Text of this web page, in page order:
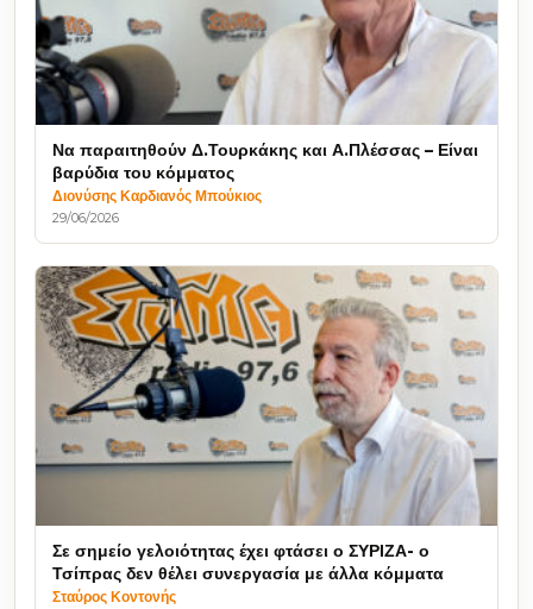
Να παραιτηθούν Δ.Τουρκάκης και Α.Πλέσσας – Είναι
βαρύδια του κόμματος
Διονύσης Καρδιανός Μπούκιος
29/06/2026
Σε σημείο γελοιότητας έχει φτάσει ο ΣΥΡΙΖΑ- ο
Τσίπρας δεν θέλει συνεργασία με άλλα κόμματα
Σταύρος Κοντονής